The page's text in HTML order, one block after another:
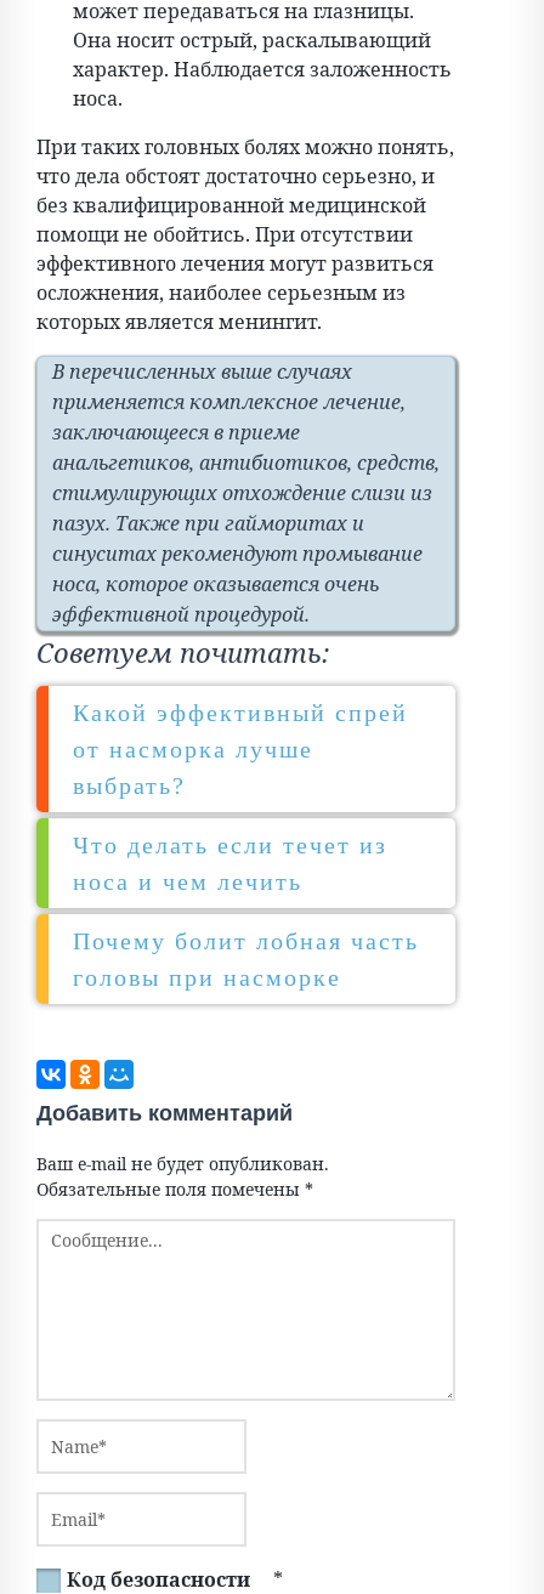
может передаваться на глазницы.
Она носит острый, раскалывающий
характер. Наблюдается заложенность
носа.
При таких головных болях можно понять,
что дела обстоят достаточно серьезно, и
без квалифицированной медицинской
помощи не обойтись. При отсутствии
эффективного лечения могут развиться
осложнения, наиболее серьезным из
которых является менингит.
В перечисленных выше случаях
применяется комплексное лечение,
заключающееся в приеме
анальгетиков, антибиотиков, средств,
стимулирующих отхождение слизи из
пазух. Также при гайморитах и
синуситах рекомендуют промывание
носа, которое оказывается очень
эффективной процедурой.
Советуем почитать:
Какой эффективный спрей
от насморка лучше
выбрать?
Что делать если течет из
носа и чем лечить
Почему болит лобная часть
головы при насморке
Добавить комментарий
Ваш e-mail не будет опубликован.
Обязательные поля помечены *
Код безопасности *